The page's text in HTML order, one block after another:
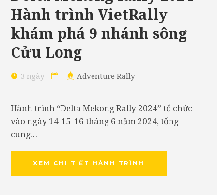
Hành trình VietRally
khám phá 9 nhánh sông
Cửu Long
3 ngày Adventure Rally
Hành trình “Delta Mekong Rally 2024” tổ chức
vào ngày 14-15-16 tháng 6 năm 2024, tổng
cung…
XEM CHI TIẾT HÀNH TRÌNH